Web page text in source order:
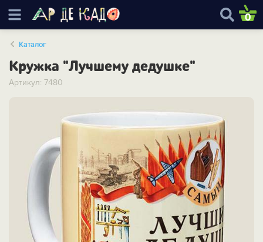
0
Каталог
Кружка "Лучшему дедушке"
Артикул: 7480